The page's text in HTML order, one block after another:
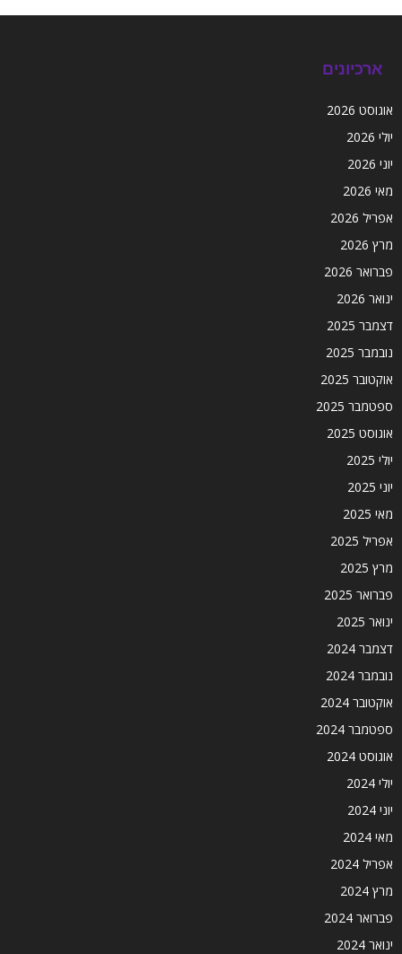
ארכיונים
אוגוסט 2026
יולי 2026
יוני 2026
מאי 2026
אפריל 2026
מרץ 2026
פברואר 2026
ינואר 2026
דצמבר 2025
נובמבר 2025
אוקטובר 2025
ספטמבר 2025
אוגוסט 2025
יולי 2025
יוני 2025
מאי 2025
אפריל 2025
מרץ 2025
פברואר 2025
ינואר 2025
דצמבר 2024
נובמבר 2024
אוקטובר 2024
ספטמבר 2024
אוגוסט 2024
יולי 2024
יוני 2024
מאי 2024
אפריל 2024
מרץ 2024
פברואר 2024
ינואר 2024